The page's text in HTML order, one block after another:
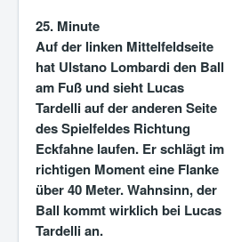
25. Minute
Auf der linken Mittelfeldseite
hat Ulstano Lombardi den Ball
am Fuß und sieht Lucas
Tardelli auf der anderen Seite
des Spielfeldes Richtung
Eckfahne laufen. Er schlägt im
richtigen Moment eine Flanke
über 40 Meter. Wahnsinn, der
Ball kommt wirklich bei Lucas
Tardelli an.